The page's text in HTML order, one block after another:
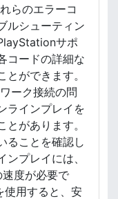
らのエラーコ
ルシューティン
サポ
コードの詳細な
ができます。
ーク接続の問
ラインプレイを
があります。
ることを確認し
プレイには、
度が必要で
使用すると、安